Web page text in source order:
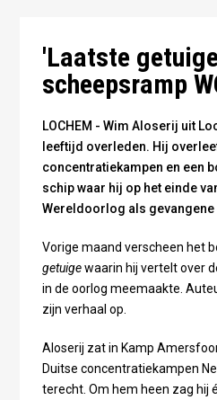
'Laatste
scheepsramp
LOCHEM - Wim Aloserij uit
leeftijd overleden. Hij
concentratiekampen en een
schip waar hij op het einde
Wereldoorlog als gevangene
Vorige maand verscheen het
getuigewaarin hij vertelt over
in de oorlog meemaakte.
zijn verhaal op.
Aloserij zat in Kamp
Duitse concentratiekampen
terecht. Om hem heen zag hij